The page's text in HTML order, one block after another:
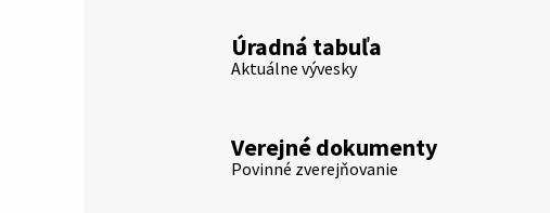
Úradná tabuľa
Aktuálne vývesky
Verejné dokumenty
Povinné zverejňovanie